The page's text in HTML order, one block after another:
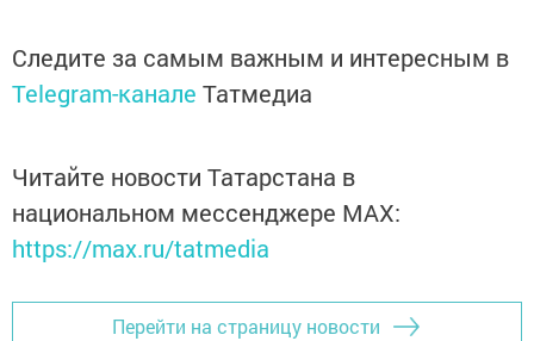
Следите за самым важным и интересным в
Telegram-канале Татмедиа
Читайте новости Татарстана в
национальном мессенджере MАХ:
https://max.ru/tatmedia
Перейти на страницу новости